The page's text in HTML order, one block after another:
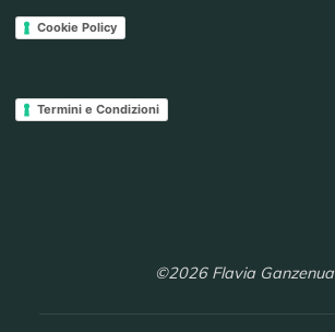
Cookie Policy
Termini e Condizioni
©2026 Flavia Ganzenua